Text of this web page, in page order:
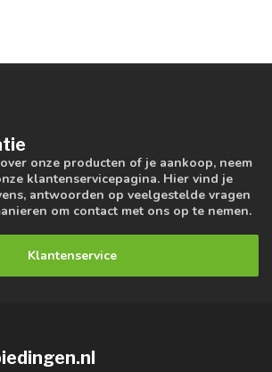
onze producten of je aankoop, neem
klantenservicepagina. Hier vind je
antwoorden op veelgestelde vragen
om contact met ons op te nemen.
Klantenservice